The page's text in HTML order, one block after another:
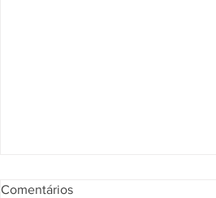
Comentários